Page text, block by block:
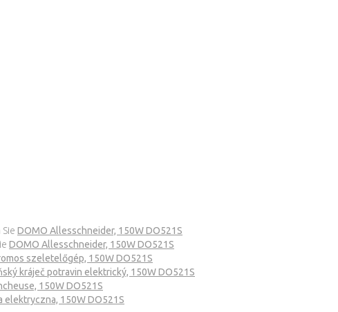
DOMO Allesschneider, 150W DO521S
DOMO Allesschneider, 150W DO521S
szeletelőgép, 150W DO521S
kráječ potravin elektrický, 150W DO521S
150W DO521S
elektryczna, 150W DO521S